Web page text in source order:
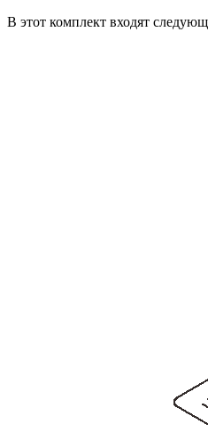
В этот комплект входят